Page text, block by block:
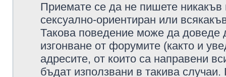
Приемате се да не пишете никакъв
сексуално-ориентиран или
Такова поведение може да доведе
изгонване от форумите (както и
адресите, от които са направени
бъдат използвани в такива